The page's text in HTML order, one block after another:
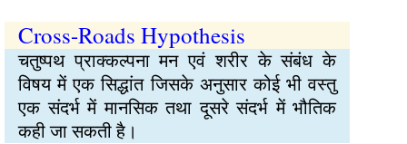
Cross-Roads Hypothesis
चतुष्पथ प्राक्कल्पना मन एवं शरीर के संबंध के
विषय में एक सिद्धांत जिसके अनुसार कोई भी वस्तु
एक संदर्भ में मानसिक तथा दूसरे संदर्भ में भौतिक
कही जा सकती है।